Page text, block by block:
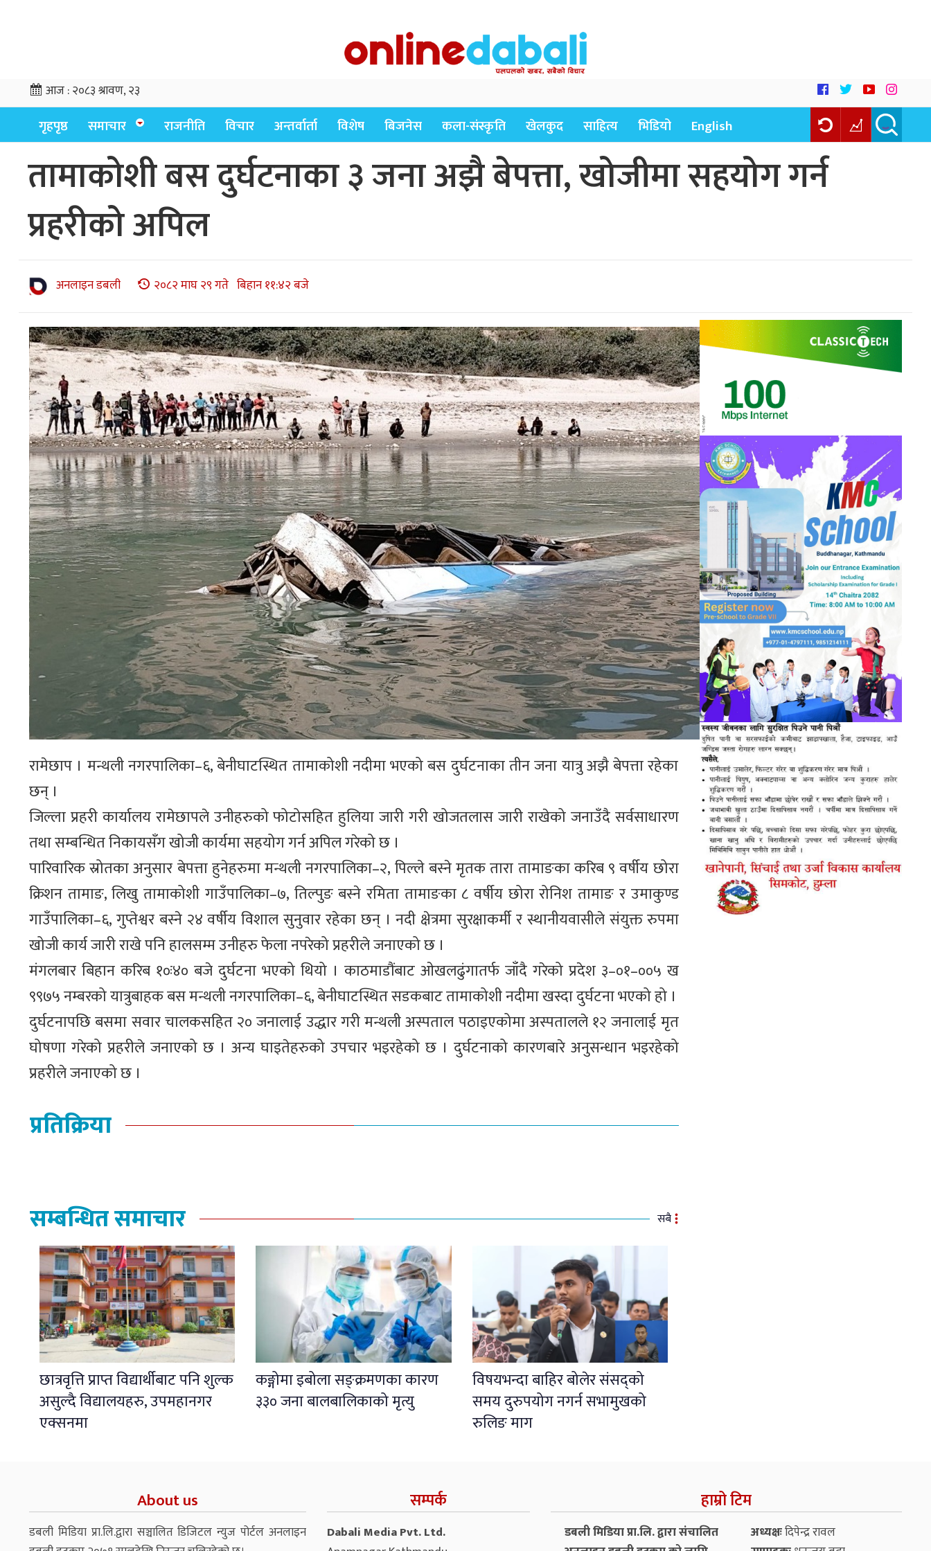
आज :२०८३ श्रावण, २३
गृहपृष्ठ समाचार राजनीति विचार अन्तर्वार्ता विशेष बिजनेस कला-संस्कृति खेलकुद साहित्य भिडियो English
तामाकोशी बस दुर्घटनाका ३ जना अझै बेपत्ता, खोजीमा सहयोग गर्न
प्रहरीको अपिल
अनलाइन डबली २०८२ माघ २९ गते बिहान ११:४२ बजे
रामेछाप । मन्थली नगरपालिका–६, बेनीघाटस्थित तामाकोशी नदीमा भएको बस दुर्घटनाका तीन जना यात्रु अझै बेपत्ता रहेका
छन् ।
जिल्ला प्रहरी कार्यालय रामेछापले उनीहरुको फोटोसहित हुलिया जारी गरी खोजतलास जारी राखेको जनाउँदै सर्वसाधारण
तथा सम्बन्धित निकायसँग खोजी कार्यमा सहयोग गर्न अपिल गरेको छ ।
पारिवारिक स्रोतका अनुसार बेपत्ता हुनेहरुमा मन्थली नगरपालिका–२, पिल्ले बस्ने मृतक तारा तामाङका करिब ९ वर्षीय छोरा
क्रिशन तामाङ, लिखु तामाकोशी गाउँपालिका–७, तिल्पुङ बस्ने रमिता तामाङका ८ वर्षीय छोरा रोनिश तामाङ र उमाकुण्ड
गाउँपालिका–६, गुप्तेश्वर बस्ने २४ वर्षीय विशाल सुनुवार रहेका छन् । नदी क्षेत्रमा सुरक्षाकर्मी र स्थानीयवासीले संयुक्त रुपमा
खोजी कार्य जारी राखे पनि हालसम्म उनीहरु फेला नपरेको प्रहरीले जनाएको छ ।
मंगलबार बिहान करिब १०ः४० बजे दुर्घटना भएको थियो । काठमाडौंबाट ओखलढुंगातर्फ जाँदै गरेको प्रदेश ३–०१–००५ ख
९९७५ नम्बरको यात्रुबाहक बस मन्थली नगरपालिका–६, बेनीघाटस्थित सडकबाट तामाकोशी नदीमा खस्दा दुर्घटना भएको हो ।
दुर्घटनापछि बसमा सवार चालकसहित २० जनालाई उद्धार गरी मन्थली अस्पताल पठाइएकोमा अस्पतालले १२ जनालाई मृत
घोषणा गरेको प्रहरीले जनाएको छ । अन्य घाइतेहरुको उपचार भइरहेको छ । दुर्घटनाको कारणबारे अनुसन्धान भइरहेको
प्रहरीले जनाएको छ ।
प्रतिक्रिया
सम्बन्धित समाचार सबै
छात्रवृत्ति प्राप्त विद्यार्थीबाट पनि शुल्क
असुल्दै विद्यालयहरु, उपमहानगर
एक्सनमा
कङ्गोमा इबोला सङ्क्रमणका कारण
३३० जना बालबालिकाको मृत्यु
विषयभन्दा बाहिर बोलेर संसद्को
समय दुरुपयोग नगर्न सभामुखको
रुलिङ माग
About us
डबली मिडिया प्रा.लि.द्वारा सञ्चालित डिजिटल न्युज पोर्टल अनलाइन
सम्पर्क
Dabali Media Pvt. Ltd.
हाम्रो टिम
डबली मिडिया प्रा.लि. द्वारा संचालित
अध्यक्षःदिपेन्द्र रावल